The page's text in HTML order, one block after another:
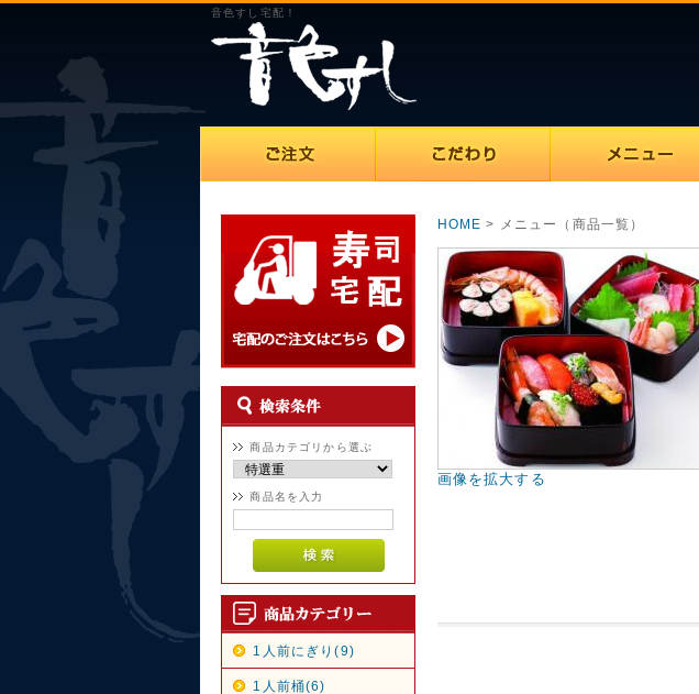
音色すし宅配！
商品カテゴリから選ぶ
商品名を入力
1人前にぎり(9)
1人前桶(6)
HOME > メニュー（商品一覧）
画像を拡大する